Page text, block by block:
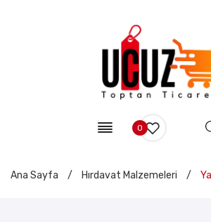
0
Ana Sayfa / Hırdavat Malzemeleri /